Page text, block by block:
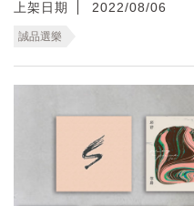
上架日期 2022/08/06
誠品選樂